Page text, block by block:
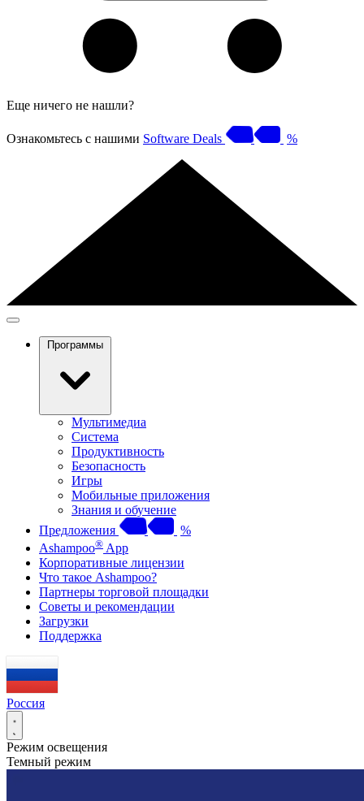
Еще ничего не нашли?
Ознакомьтесь с нашими Software Deals %
Программы
Мультимедиа
Система
Продуктивность
Безопасность
Игры
Мобильные приложения
Знания и обучение
Предложения
%
Ashampoo® App
Корпоративные лицензии
Что такое Ashampoo?
Партнеры торговой площадки
Советы и рекомендации
Загрузки
Поддержка
Россия
Режим освещения
Темный режим